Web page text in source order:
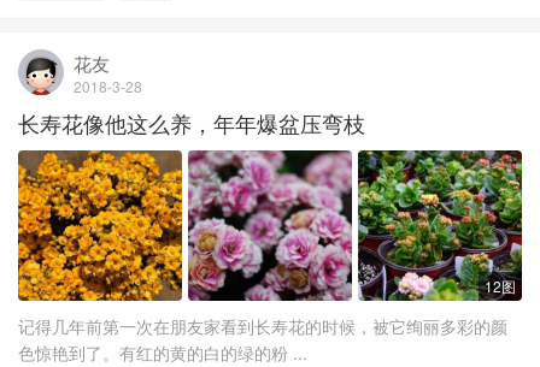
花友
2018-3-28
长寿花像他这么养，年年爆盆压弯枝
12图
记得几年前第一次在朋友家看到长寿花的时候，被它绚丽多彩的颜
色惊艳到了。有红的黄的白的绿的粉 ...